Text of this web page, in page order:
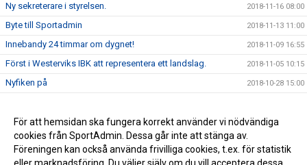
Ny sekreterare i styrelsen. 2018-11-16 08:00
Byte till Sportadmin 2018-11-13 11:00
Innebandy 24 timmar om dygnet! 2018-11-09 16:55
Först i Westerviks IBK att representera ett landslag. 2018-11-05 10:15
Nyfiken på 2018-10-28 15:00
WIBK Motion Dam 2018-10-22 07:34
WIBK Motion 2018-10-12 08:29
För att hemsidan ska fungera korrekt använder vi nödvändiga
cookies från SportAdmin. Dessa går inte att stänga av.
Föreningen kan också använda frivilliga cookies, t.ex. för statistik